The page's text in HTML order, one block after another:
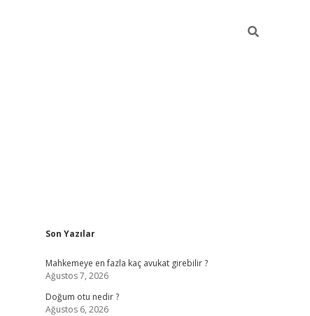
Sidebar
Son Yazılar
Mahkemeye en fazla kaç avukat girebilir ?
Ağustos 7, 2026
Doğum otu nedir ?
Ağustos 6, 2026
betcivdcasino giriş